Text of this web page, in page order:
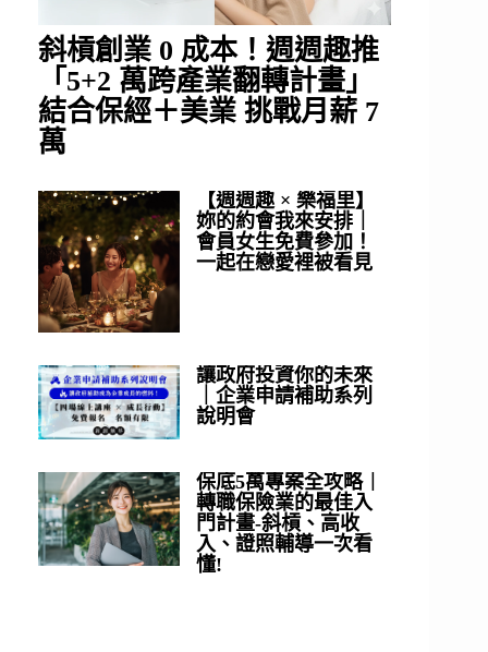
斜槓創業 0 成本！週週趣推
「5+2 萬跨產業翻轉計畫」
結合保經＋美業 挑戰月薪 7
萬
【週週趣 × 樂福里】
妳的約會我來安排｜
會員女生免費參加！
一起在戀愛裡被看見
讓政府投資你的未來
｜企業申請補助系列
說明會
保底5萬專案全攻略｜
轉職保險業的最佳入
門計畫-斜槓、高收
入、證照輔導一次看
懂!